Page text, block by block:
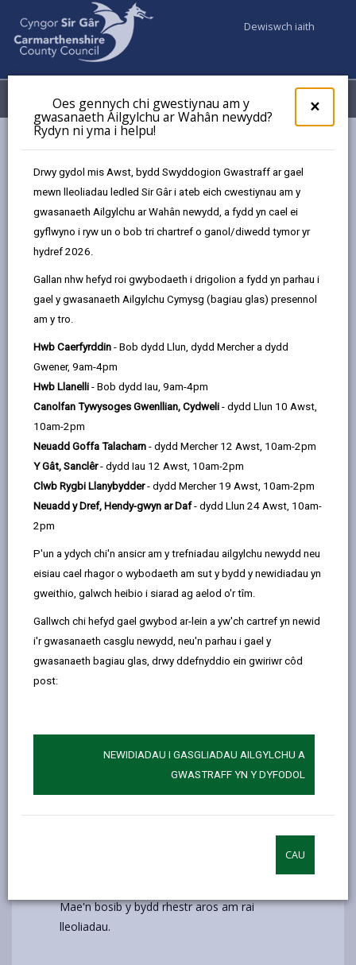
×
Oes gennych chi gwestiynau am y
gwasanaeth Ailgylchu ar Wahân newydd?
Rydyn ni yma i helpu!
Drwy gydol mis Awst, bydd Swyddogion Gwastraff ar gael
mewn lleoliadau ledled Sir Gâr i ateb eich cwestiynau am y
gwasanaeth Ailgylchu ar Wahân newydd, a fydd yn cael ei
gyflwyno i ryw un o bob tri chartref o ganol/diwedd tymor yr
hydref 2026.
Gallan nhw hefyd roi gwybodaeth i drigolion a fydd yn parhau i
gael y gwasanaeth Ailgylchu Cymysg (bagiau glas) presennol
am y tro.
Hwb Caerfyrddin - Bob dydd Llun, dydd Mercher a dydd
Gwener, 9am-4pm
Hwb Llanelli - Bob dydd Iau, 9am-4pm
Canolfan Tywysoges Gwenllian, Cydweli - dydd Llun 10 Awst,
10am-2pm
Neuadd Goffa Talacharn - dydd Mercher 12 Awst, 10am-2pm
Y Gât, Sanclêr- dydd Iau 12 Awst, 10am-2pm
Clwb Rygbi Llanybydder- dydd Mercher 19 Awst, 10am-2pm
Neuadd y Dref, Hendy-gwyn ar Daf- dydd Llun 24 Awst, 10am-
2pm
P'un a ydych chi'n ansicr am y trefniadau ailgylchu newydd neu
eisiau cael rhagor o wybodaeth am sut y bydd y newidiadau yn
gweithio, galwch heibio i siarad ag aelod o'r tîm.
Gallwch chi hefyd gael gwybod ar-lein a yw'ch cartref yn newid
i'r gwasanaeth casglu newydd, neu'n parhau i gael y
gwasanaeth bagiau glas, drwy ddefnyddio ein gwiriwr côd
post:
NEWIDIADAU I GASGLIADAU AILGYLCHU A
GWASTRAFF YN Y DYFODOL
CAU
Dewiswch iaith
Dewislen
Marchnad Ffermwyr Caerfyrddin
Marchnad Ffermwyr Caerfyrddin
Amserau Agor
Sut i ddod o hyd i ni
Dydd
Dydd Mawrth
Ar Gau
Dydd Iau
Ar Gau
Dydd Gwener
9:00 - 16:30
Mae'n bosib y bydd rhestr aros am rai
lleoliadau.